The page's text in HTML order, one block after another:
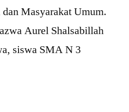
Masyarakat Umum.
Aurel Shalsabillah
siswa SMA N 3